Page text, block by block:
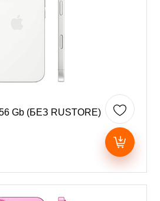
Gb (БЕЗ RUSTORE)